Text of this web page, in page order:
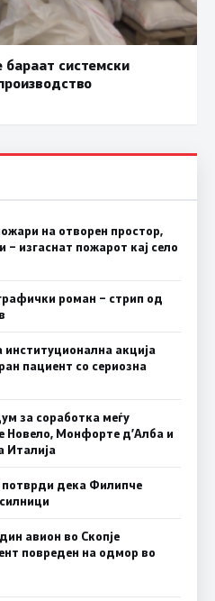
бараат системски
на отворен простор,
– изгаснат пожарот кај село
роман – стрип од
акција
пациент со сериозна
за соработка меѓу
Новело, Монфорте д’Алба и
Италија
дека Филипче
авион во Скопје
повреден на одмор во